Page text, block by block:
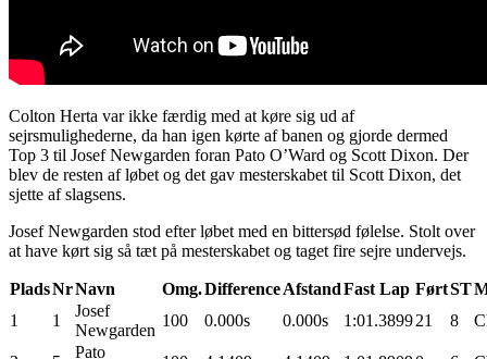
Colton Herta var ikke færdig med at køre sig ud af
sejrsmulighederne, da han igen kørte af banen og gjorde dermed
Top 3 til Josef Newgarden foran Pato O’Ward og Scott Dixon. Der
blev de resten af løbet og det gav mesterskabet til Scott Dixon, det
sjette af slagsens.
Josef Newgarden stod efter løbet med en bittersød følelse. Stolt over
at have kørt sig så tæt på mesterskabet og taget fire sejre undervejs.
PladsNrNavn Omg.DifferenceAfstandFast Lap FørtST
1
1
Josef
Newgarden
100 0.000s 0.000s 1:01.389921 8
Pato